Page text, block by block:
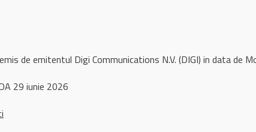
de emitentul Digi Communications N.V. (DIGI) in data de
29 iunie 2026